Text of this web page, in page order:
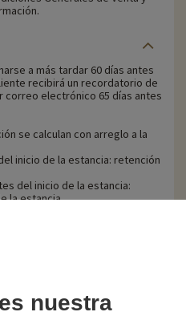
a más tardar 60 días antes
recibirá un recordatorio de
correo electrónico 65 días antes
se calculan con arreglo a la
inicio de la estancia: retención
del inicio de la estancia:
la estancia.
en el momento de la reserva
nuestra